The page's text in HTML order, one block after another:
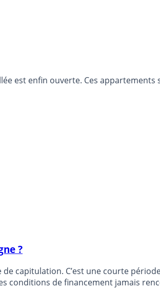
est enfin ouverte. Ces appartements
?
capitulation. C’est une courte
conditions de financement jamais